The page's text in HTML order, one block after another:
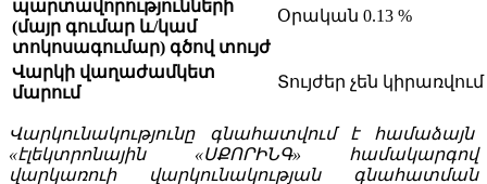
պարտավորությունների
(մայր գումար և/կամ
տոկոսագումար) գծով տույժ
Օրական 0.13 %
Վարկի վաղաժամկետ
մարում
Տույժեր չեն կիրառվում
Վարկունակությունը գնահատվում է համաձայն
«էլեկտրոնային «ՍՔՈՐԻՆԳ» համակարգով
վարկառուի վարկունակության գնահատման